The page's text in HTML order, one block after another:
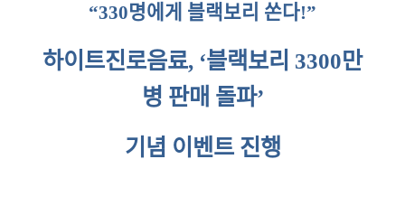
“330명에게 블랙보리 쏜다!”
하이트진로음료, ‘블랙보리 3300만
병 판매 돌파’
기념 이벤트 진행